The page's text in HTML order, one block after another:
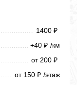
1400 ₽
+40 ₽ /км
от 200 ₽
от 150 ₽ /этаж